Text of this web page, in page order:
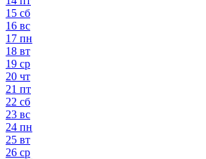
15 сб
16 вс
17 пн
18 вт
19 ср
20 чт
21 пт
22 сб
23 вс
24 пн
25 вт
26 ср